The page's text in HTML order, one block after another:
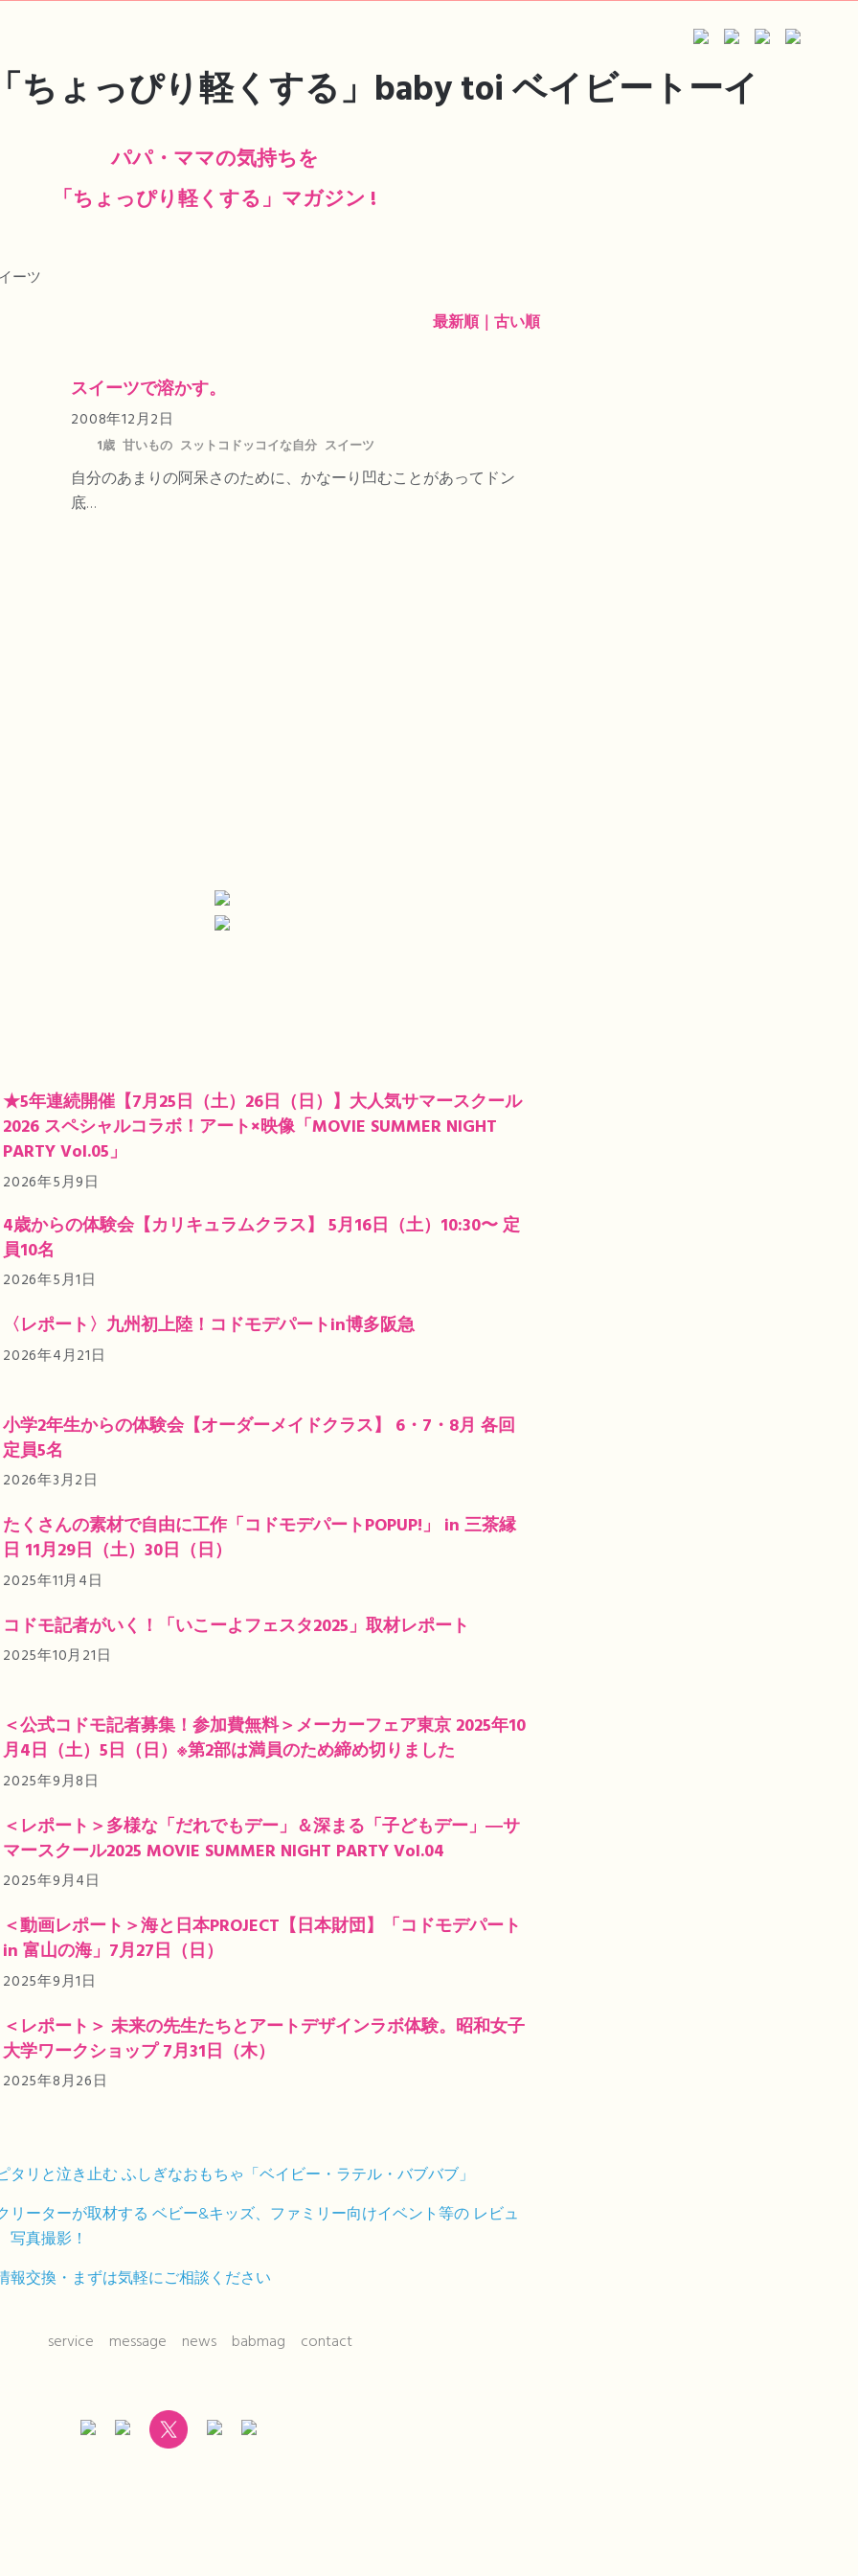
パパ・ママの気持ちを
「ちょっぴり軽くする」マガジン !
ーツ
最新順｜ 古い順
スイーツで溶かす。
2008年12月2日
1歳 甘いもの スットコドッコイな自分 スイーツ
自分のあまりの阿呆さのために、かなーり凹むことがあってドン
底…
★5年連続開催【7月25日（土）26日（日）】大人気サマースクール
2026 スペシャルコラボ！アート×映像「MOVIE SUMMER NIGHT
PARTY Vol.05」
2026年5月9日
4歳からの体験会【カリキュラムクラス】 5月16日（土）10:30〜 定
員10名
2026年5月1日
〈レポート〉九州初上陸！コドモデパートin博多阪急
2026年4月21日
小学2年生からの体験会【オーダーメイドクラス】 6・7・8月 各回
定員5名
2026年3月2日
たくさんの素材で自由に工作「コドモデパートPOPUP!」 in 三茶縁
日 11月29日（土）30日（日）
2025年11月4日
コドモ記者がいく！「いこーよフェスタ2025」取材レポート
2025年10月21日
＜公式コドモ記者募集！参加費無料＞メーカーフェア東京 2025年10
月4日（土）5日（日）※第2部は満員のため締め切りました
2025年9月8日
＜レポート＞多様な「だれでもデー」＆深まる「子どもデー」―サ
マースクール2025 MOVIE SUMMER NIGHT PARTY Vol.04
2025年9月4日
＜動画レポート＞海と日本PROJECT【日本財団】「コドモデパート
in 富山の海」7月27日（日）
2025年9月1日
＜レポート＞ 未来の先生たちとアートデザインラボ体験。昭和女子
大学ワークショップ 7月31日（木）
2025年8月26日
service message news babmag contact